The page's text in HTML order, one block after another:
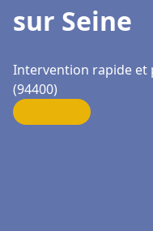
sur Seine
Intervention rapide et
(94400)